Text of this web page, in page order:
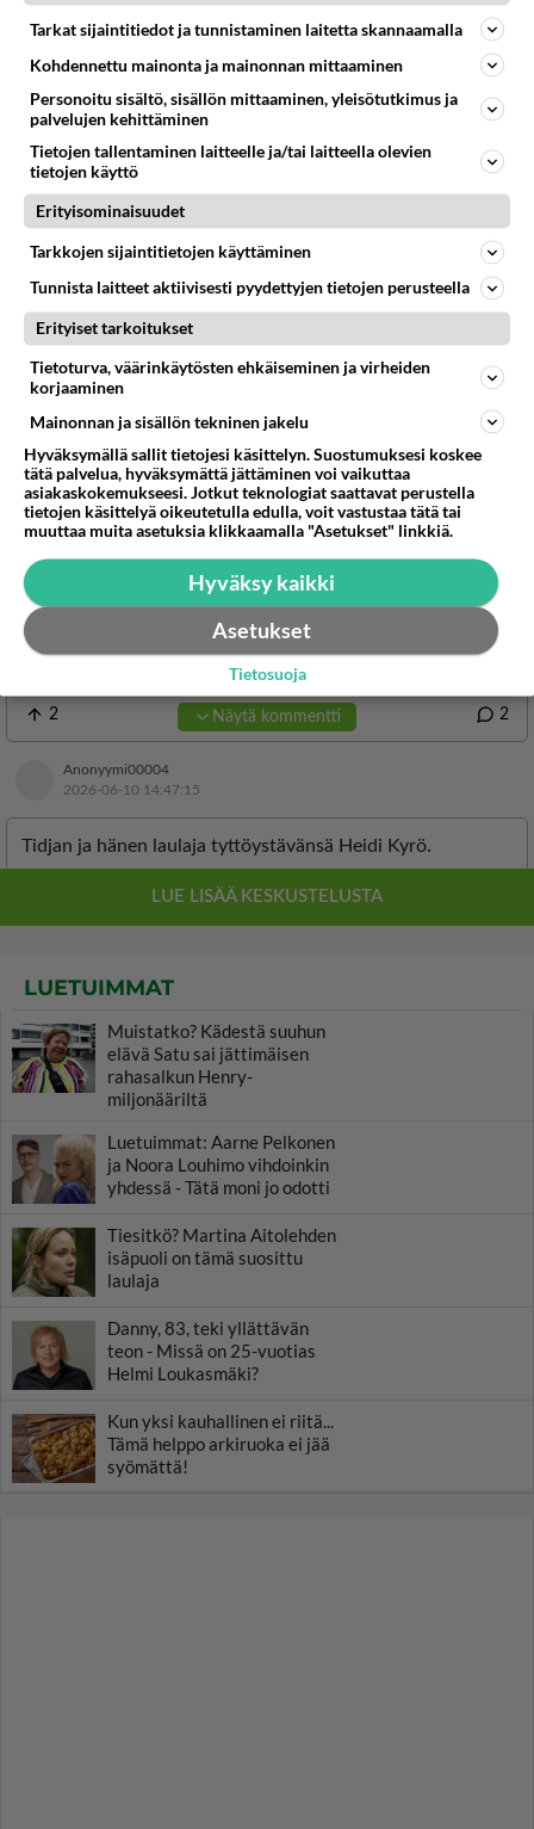
Jösses! 81-vuotias Frederik lähtee näihin
ankariin olosuhteisiin Farmi Suomi -realityssä!
LUETUIMMAT
Muistatko? Kädestä suuhun
elävä Satu sai jättimäisen
rahasalkun Henry-
miljonääriltä
Luetuimmat: Aarne Pelkonen
ja Noora Louhimo vihdoinkin
yhdessä - Tätä moni jo odotti
Tiesitkö? Martina Aitolehden
isäpuoli on tämä suosittu
laulaja
Danny, 83, teki yllättävän
teon - Missä on 25-vuotias
Helmi Loukasmäki?
Kun yksi kauhallinen ei riitä...
Tämä helppo arkiruoka ei jää
syömättä!
Tarkat sijaintitiedot ja tunnistaminen laitetta skannaamalla
Kohdennettu mainonta ja mainonnan mittaaminen
Personoitu sisältö, sisällön mittaaminen, yleisötutkimus ja
palvelujen kehittäminen
Tietojen tallentaminen laitteelle ja/tai laitteella olevien
tietojen käyttö
Erityisominaisuudet
Tarkkojen sijaintitietojen käyttäminen
Tunnista laitteet aktiivisesti pyydettyjen tietojen perusteella
Erityiset tarkoitukset
Tietoturva, väärinkäytösten ehkäiseminen ja virheiden
korjaaminen
Mainonnan ja sisällön tekninen jakelu
Hyväksymällä sallit tietojesi käsittelyn. Suostumuksesi koskee
tätä palvelua, hyväksymättä jättäminen voi vaikuttaa
asiakaskokemukseesi. Jotkut teknologiat saattavat perustella
tietojen käsittelyä oikeutetulla edulla, voit vastustaa tätä tai
muuttaa muita asetuksia klikkaamalla "Asetukset" linkkiä.
Hyväksy kaikki
Asetukset
Tietosuoja